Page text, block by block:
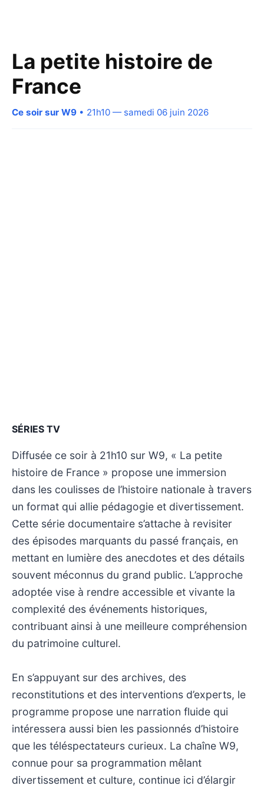
La petite histoire de
France
Ce soir sur W9 • 21h10 — samedi 06 juin 2026
SÉRIES TV
Diffusée ce soir à 21h10 sur W9, « La petite
histoire de France » propose une immersion
dans les coulisses de l’histoire nationale à travers
un format qui allie pédagogie et divertissement.
Cette série documentaire s’attache à revisiter
des épisodes marquants du passé français, en
mettant en lumière des anecdotes et des détails
souvent méconnus du grand public. L’approche
adoptée vise à rendre accessible et vivante la
complexité des événements historiques,
contribuant ainsi à une meilleure compréhension
du patrimoine culturel.
En s’appuyant sur des archives, des
reconstitutions et des interventions d’experts, le
programme propose une narration fluide qui
intéressera aussi bien les passionnés d’histoire
que les téléspectateurs curieux. La chaîne W9,
connue pour sa programmation mêlant
divertissement et culture, continue ici d’élargir